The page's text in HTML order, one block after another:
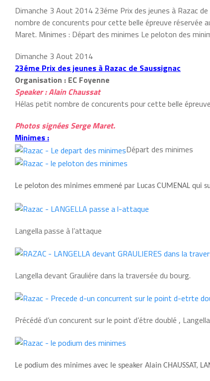
Dimanche 3 Aout 2014 23éme Prix des jeunes à Razac
nombre de concurents pour cette belle épreuve réservée
Maret. Minimes : Départ des minimes Le peloton des
Dimanche 3 Aout 2014
23éme Prix des jeunes à Razac de Saussignac
Organisation : EC Foyenne
Speaker : Alain Chaussat
Hélas petit nombre de concurents pour cette belle
Photos signées Serge Maret.
Minimes :
Départ des minimes
Le peloton des minimes emmené par Lucas CUMENAL qui
Langella passe à l’attaque
Langella devant Grauliére dans la traversée du bourg.
Précédé d’un concurent sur le point d’étre doublé ,
Le podium des minimes avec le speaker Alain CHAUSSAT ,